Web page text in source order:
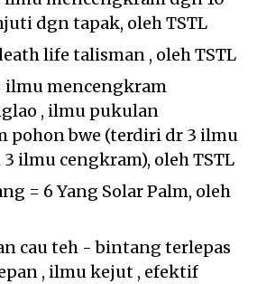
dgn tapak, oleh TSTL
life talisman , oleh TSTL
ilmu mencengkram
, ilmu pukulan
pohon bwe (terdiri dr 3 ilmu
ilmu cengkram), oleh TSTL
= 6 Yang Solar Palm, oleh
cau teh - bintang terlepas
, ilmu kejut , efektif